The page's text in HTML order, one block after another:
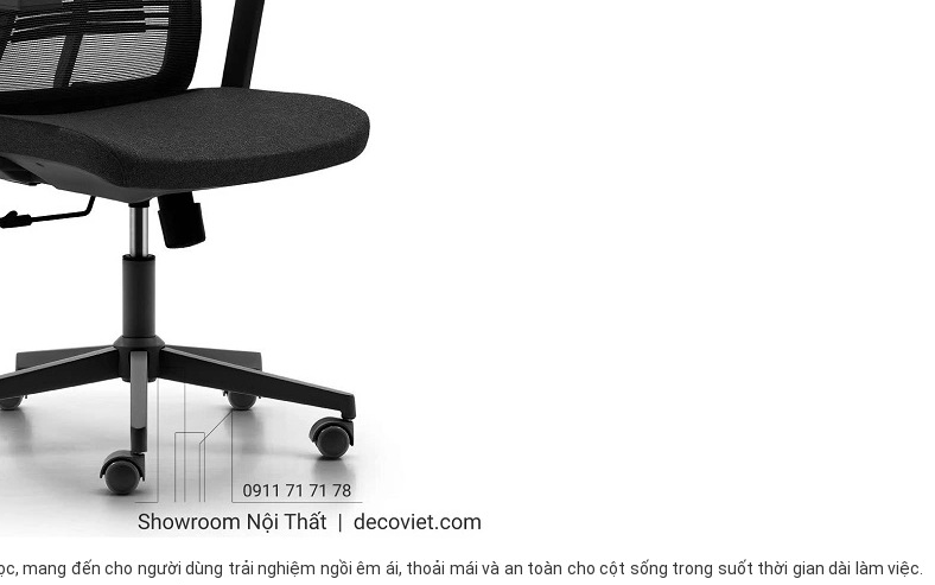
mang đến cho người dùng trải nghiệm ngồi êm ái, thoải mái và an toàn cho cột sống trong suốt thời gian dài làm việc.